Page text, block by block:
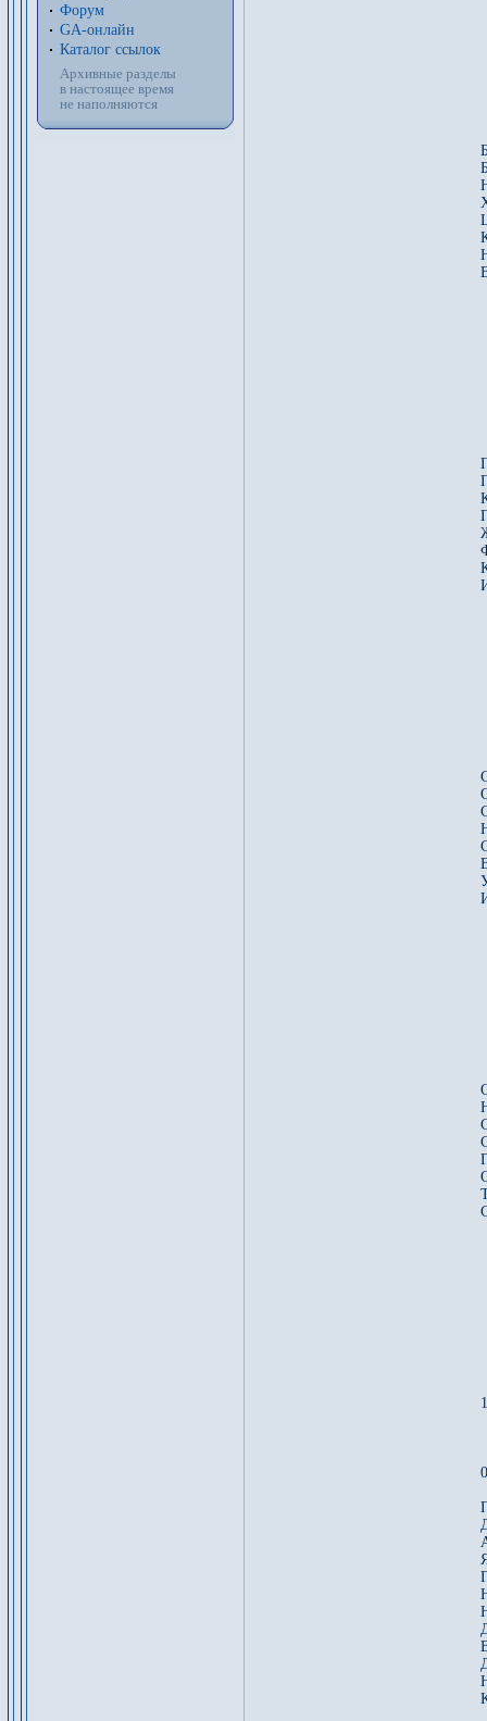
Форум
GA-онлайн
Каталог ссылок
Архивные разделы
в настоящее время
не наполняются